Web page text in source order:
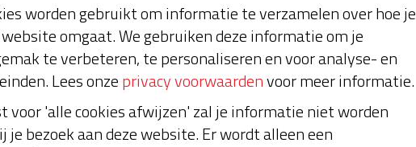
Nieuws
worden gebruikt om informatie te verzamelen over hoe je
omgaat. We gebruiken deze informatie om je
te verbeteren, te personaliseren en voor analyse- en
Lees onzeprivacy voorwaardenvoor meer informatie.
voor 'alle cookies afwijzen' zal je informatie niet worden
je bezoek aan deze website. Er wordt alleen een